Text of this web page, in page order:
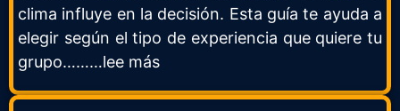
clima influye en la decisión. Esta guía te ayuda a
elegir según el tipo de experiencia que quiere tu
grupo………lee más